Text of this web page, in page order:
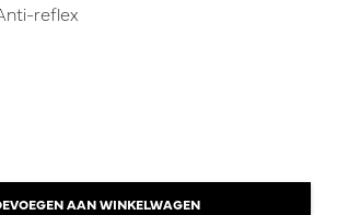
reflex
AAN WINKELWAGEN